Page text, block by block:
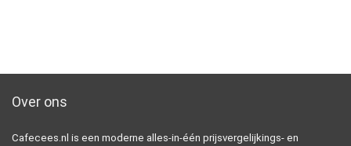
Over ons
Cafecees.nl is een moderne alles-in-één prijsvergelijkings- en